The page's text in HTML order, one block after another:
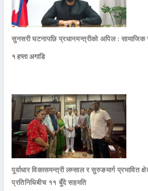
सुनसरी घटनापछि प्रधानमन्त्रीको अपिल : सामाजिक
१ हप्ता अगाडि
पूर्वाधार विकासमन्त्री लम्साल र सुरुङमार्ग प्रभावित
प्रतिनिधिबीच ११ बुँदे सहमति